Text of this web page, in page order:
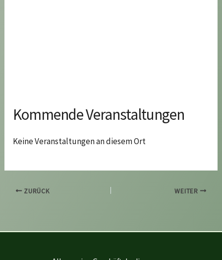
Kommende Veranstaltungen
Keine Veranstaltungen an diesem Ort
ZURÜCK WEITER